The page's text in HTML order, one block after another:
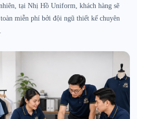
tại Nhị Hồ Uniform, khách hàng sẽ
miễn phí bởi đội ngũ thiết kế chuyên